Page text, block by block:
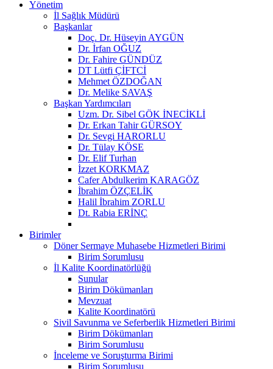
Yönetim
İl Sağlık Müdürü
Başkanlar
Doç. Dr. Hüseyin AYGÜN
Dr. İrfan OĞUZ
Dr. Fahire GÜNDÜZ
DT Lütfi ÇİFTCİ
Mehmet ÖZDOĞAN
Dr. Melike SAVAŞ
Başkan Yardımcıları
Uzm. Dr. Sibel GÖK İNECİKLİ
Dr. Erkan Tahir GÜRSOY
Dr. Sevgi HARORLU
Dr. Tülay KÖSE
Dr. Elif Turhan
İzzet KORKMAZ
Cafer Abdulkerim KARAGÖZ
İbrahim ÖZÇELİK
Halil İbrahim ZORLU
Dt. Rabia ERİNÇ
Birimler
Döner Sermaye Muhasebe Hizmetleri Birimi
Birim Sorumlusu
İl Kalite Koordinatörlüğü
Sunular
Birim Dökümanları
Mevzuat
Kalite Koordinatörü
Sivil Savunma ve Seferberlik Hizmetleri Birimi
Birim Dökümanları
Birim Sorumlusu
İnceleme ve Soruşturma Birimi
Birim Sorumlusu